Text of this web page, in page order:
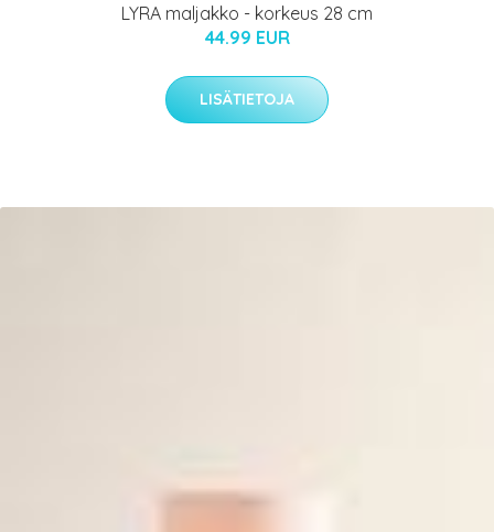
LYRA maljakko - korkeus 28 cm
44.99 EUR
LISÄTIETOJA